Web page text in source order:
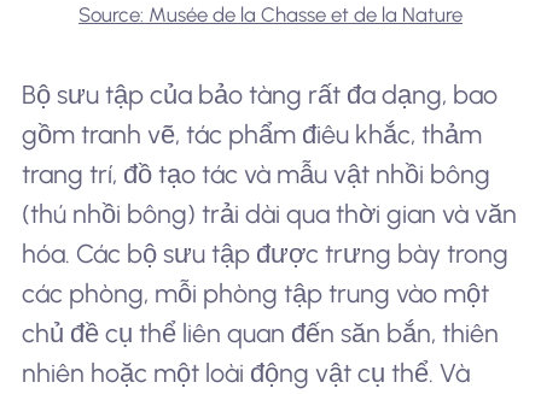
Source: Musée de la Chasse et de la Nature
Bộ sưu tập của bảo tàng rất đa dạng, bao
gồm tranh vẽ, tác phẩm điêu khắc, thảm
trang trí, đồ tạo tác và mẫu vật nhồi bông
(thú nhồi bông) trải dài qua thời gian và văn
hóa. Các bộ sưu tập được trưng bày trong
các phòng, mỗi phòng tập trung vào một
chủ đề cụ thể liên quan đến săn bắn, thiên
nhiên hoặc một loài động vật cụ thể. Và